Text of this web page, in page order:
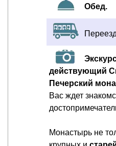
Обед.
Переезд
действующий
Печерский
Вас ждет
Монастырь не